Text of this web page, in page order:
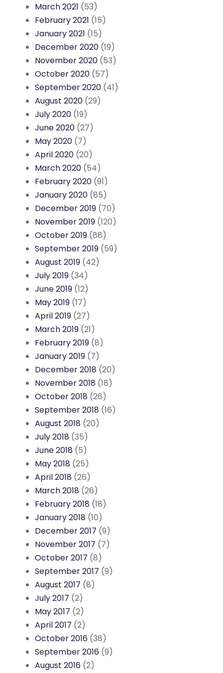
March 2021 (53)
February 2021 (15)
January 2021 (15)
December 2020 (19)
November 2020 (53)
October 2020 (57)
September 2020 (41)
August 2020 (29)
July 2020 (19)
June 2020 (27)
May 2020 (7)
April 2020 (20)
March 2020 (54)
February 2020 (91)
January 2020 (85)
December 2019 (70)
November 2019 (120)
October 2019 (88)
September 2019 (59)
August 2019 (42)
July 2019 (34)
June 2019 (12)
May 2019 (17)
April 2019 (27)
March 2019 (21)
February 2019 (8)
January 2019 (7)
December 2018 (20)
November 2018 (18)
October 2018 (26)
September 2018 (16)
August 2018 (20)
July 2018 (35)
June 2018 (5)
May 2018 (25)
April 2018 (26)
March 2018 (26)
February 2018 (18)
January 2018 (10)
December 2017 (9)
November 2017 (7)
October 2017 (8)
September 2017 (9)
August 2017 (8)
July 2017 (2)
May 2017 (2)
April 2017 (2)
October 2016 (38)
September 2016 (9)
August 2016 (2)